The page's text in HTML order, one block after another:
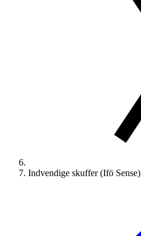
Indvendige skuffer (Ifö Sense)